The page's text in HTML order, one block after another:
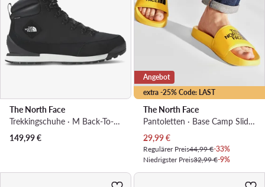
The North Face
Trekkingschuhe · M Back-To-Berkeley Iv Textile WpNF0A8177KY41 · Schwarz
149,99€
extra -25% Code: LAST
Angebot
The North Face
Pantoletten · Base Camp Slide III NF0A4T2RZU31 · Gelb
Aktueller Preis
29,99€
Regulärer Preis44,99 €-33%
Niedrigster Preis32,99 €-9%